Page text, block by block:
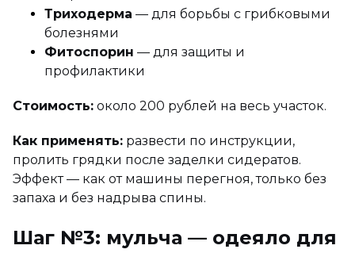
Триходерма — для борьбы с грибковыми
болезнями
Фитоспорин — для защиты и
профилактики
Стоимость: около 200 рублей на весь участок.
Как применять: развести по инструкции,
пролить грядки после заделки сидератов.
Эффект — как от машины перегноя, только без
запаха и без надрыва спины.
Шаг №3: мульча — одеяло для